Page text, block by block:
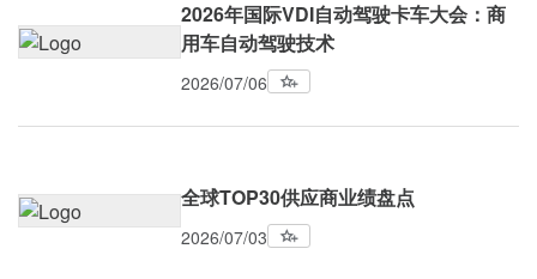
2026年国际VDI自动驾驶卡车大会：商
用车自动驾驶技术
2026/07/06
全球TOP30供应商业绩盘点
2026/07/03